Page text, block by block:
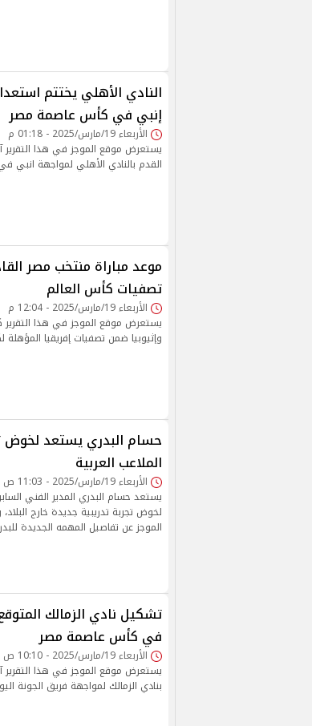
النادي الأهلي يختتم
إنبي في كأس عاصمة مصر
الأربعاء 19/مارس/2025 - 01:18 م
يستعرض موقع الموجز في هذا التقرير
القدم بالنادي الأهلي لمواجهة
موعد مباراة منتخب مصر
تصفيات كأس العالم
الأربعاء 19/مارس/2025 - 12:04 م
يستعرض موقع الموجز في هذا
وإثيوبيا ضمن تصفيات إفريقيا المؤهلة
حسام البدري يستعد لخوض
الملاعب العربية
الأربعاء 19/مارس/2025 - 11:03 ص
يستعد حسام البدري المدير الفني
لخوض تجربة تدريبية جديدة خارج
الموجز عن تفاصيل المهمه الجديدة
تشكيل نادي الزمالك
في كأس عاصمة مصر
الأربعاء 19/مارس/2025 - 10:10 ص
يستعرض موقع الموجز في هذا التقرير
بنادي الزمالك لمواجهة فريق الجونة